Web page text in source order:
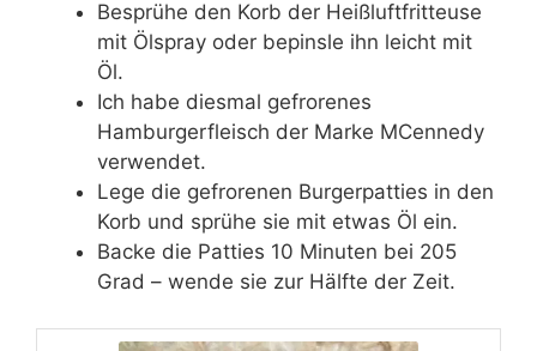
Besprühe den Korb der Heißluftfritteuse
mit Ölspray oder bepinsle ihn leicht mit
Öl.
Ich habe diesmal gefrorenes
Hamburgerfleisch der Marke MCennedy
verwendet.
Lege die gefrorenen Burgerpatties in den
Korb und sprühe sie mit etwas Öl ein.
Backe die Patties 10 Minuten bei 205
Grad – wende sie zur Hälfte der Zeit.